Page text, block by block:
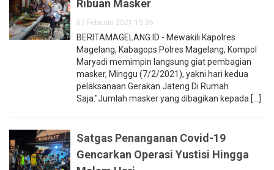
Ribuan Masker
07 Februari 2021 15:36
BERITAMAGELANG.ID - Mewakili Kapolres
Magelang, Kabagops Polres Magelang, Kompol
Maryadi memimpin langsung giat pembagian
masker, Minggu (7/2/2021), yakni hari kedua
pelaksanaan Gerakan Jateng Di Rumah
Saja."Jumlah masker yang dibagikan kepada [...]
Satgas Penanganan Covid-19
Gencarkan Operasi Yustisi Hingga